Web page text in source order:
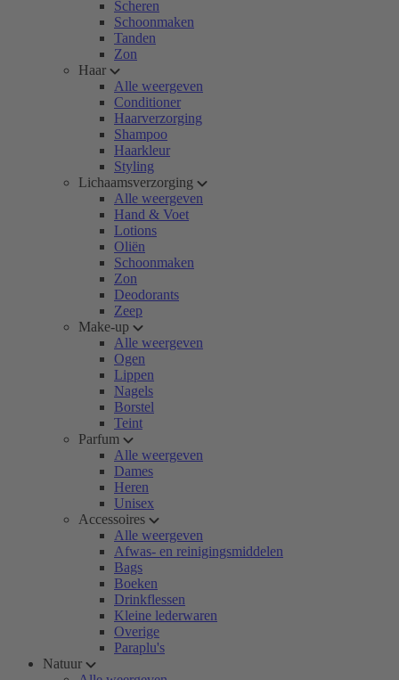
Scheren
Schoonmaken
Tanden
Zon
Haar
Alle weergeven
Conditioner
Haarverzorging
Shampoo
Haarkleur
Styling
Lichaamsverzorging
Alle weergeven
Hand & Voet
Lotions
Oliën
Schoonmaken
Zon
Deodorants
Zeep
Make-up
Alle weergeven
Ogen
Lippen
Nagels
Borstel
Teint
Parfum
Alle weergeven
Dames
Heren
Unisex
Accessoires
Alle weergeven
Afwas- en reinigingsmiddelen
Bags
Boeken
Drinkflessen
Kleine lederwaren
Overige
Paraplu's
Natuur